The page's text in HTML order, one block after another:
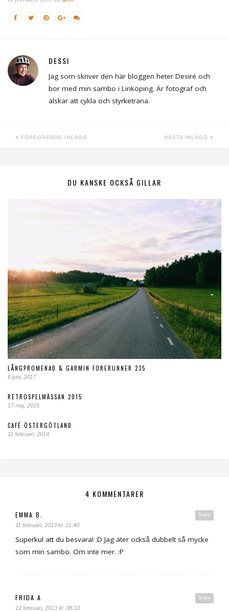
DESSI
Jag som skriver den här bloggen heter Desiré och
bor med min sambo i Linköping. Är fotograf och
älskar att cykla och styrketräna.
FÖREGÅENDE INLÄGG NÄSTA INLÄGG
DU KANSKE OCKSÅ GILLAR
LÅNGPROMENAD & GARMIN FORERUNNER 235
6 juni, 2017
RETROSPELMÄSSAN 2015
17 maj, 2015
CAFÉ ÖSTERGÖTLAND
11 februari, 2014
4 KOMMENTARER
Svara
EMMA B.
11 februari, 2013 kl. 21:40
Superkul att du besvara! :D Jag äter också dubbelt så mycke
som min sambo. Om inte mer. :P
Svara
FRIDA A
12 februari, 2013 kl. 08:33